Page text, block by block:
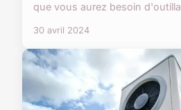
que vous aurez besoin
30 avril 2024